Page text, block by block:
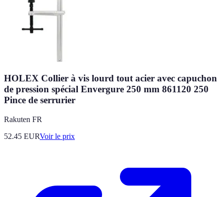
HOLEX Collier à vis lourd tout acier avec capuchon
de pression spécial Envergure 250 mm 861120 250
Pince de serrurier
Rakuten FR
52.45 EURVoir le prix